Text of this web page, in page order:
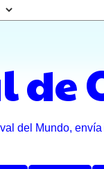
de
del Mundo,